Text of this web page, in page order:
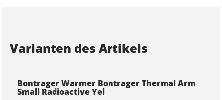
Varianten des Artikels
Bontrager Warmer Bontrager Thermal Arm
Small Radioactive Yel